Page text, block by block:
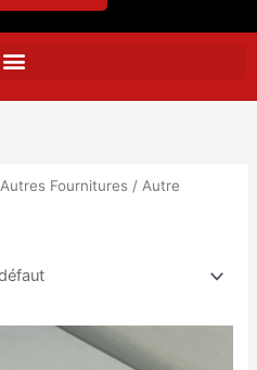
Autres Fournitures / Autre